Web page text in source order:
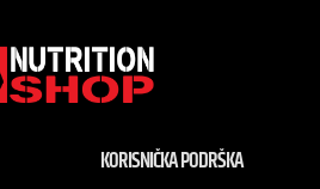
KORISNIČKA PODRŠKA